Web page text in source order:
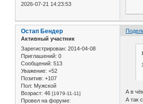
2026-07-21 14:23:53
Остап Бендер
Активный участник
Зарегистрирован: 2014-04-08
Приглашений: 0
Сообщений: 513
Уважение: +52
Позитив: +107
Пол: Мужской
Возраст: 46 [1979-11-11]
Провел на форуме:
А в
А так